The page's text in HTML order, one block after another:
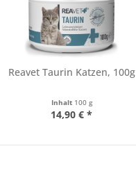
Reavet Taurin Katzen, 100g
Inhalt 100 g
14,90 € *